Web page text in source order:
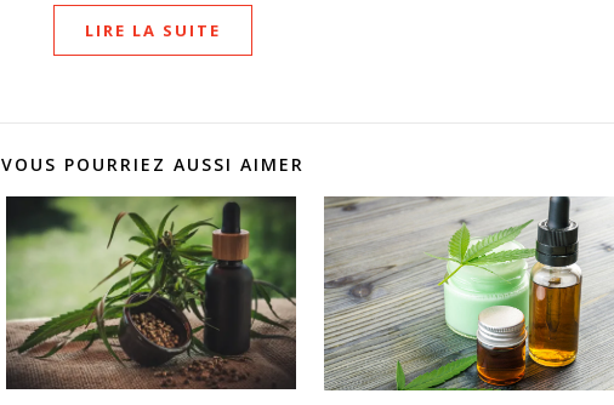
LIRE LA SUITE
VOUS POURRIEZ AUSSI AIMER